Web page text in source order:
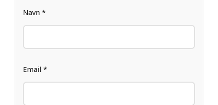
Navn *
Email *